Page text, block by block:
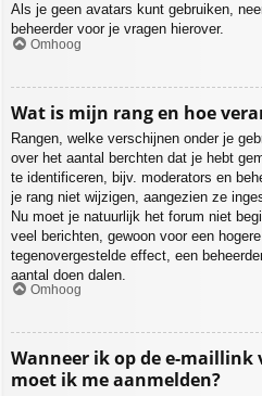
Als je geen avatars kunt gebruiken,
beheerder voor je vragen hierover.
Omhoog
Wat is mijn rang en hoe
Rangen, welke verschijnen onder je
over het aantal berchten dat je hebt
te identificeren, bijv. moderators en
je rang niet wijzigen, aangezien ze
Nu moet je natuurlijk het forum niet
veel berichten, gewoon voor een
tegenovergestelde effect, een
aantal doen dalen.
Omhoog
Wanneer ik op de e-
moet ik me aanmelden?